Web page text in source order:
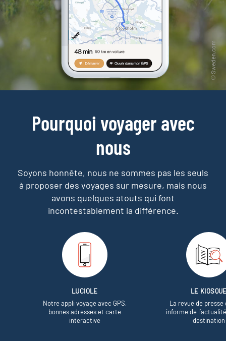
Pourquoi voyager avec
nous
Soyons honnête, nous ne sommes pas les seuls
à proposer des voyages sur mesure, mais nous
avons quelques atouts qui font
incontestablement la différence.
LUCIOLE
Notre appli voyage avec GPS,
bonnes adresses et carte
interactive
LE
La revue de presse
informe de
destination